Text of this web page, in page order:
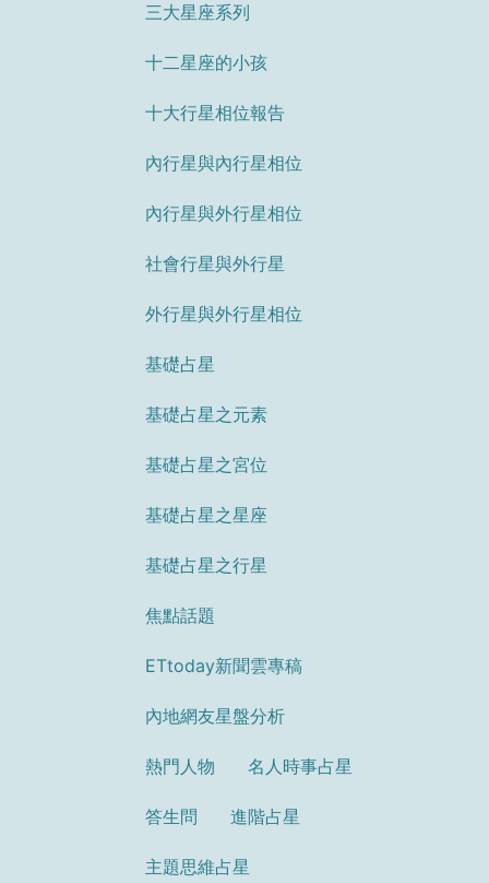
三大星座系列
十二星座的小孩
十大行星相位報告
內行星與內行星相位
內行星與外行星相位
社會行星與外行星
外行星與外行星相位
基礎占星
基礎占星之元素
基礎占星之宮位
基礎占星之星座
基礎占星之行星
焦點話題
ETtoday新聞雲專稿
內地網友星盤分析
熱門人物 名人時事占星
答生問 進階占星
主題思維占星